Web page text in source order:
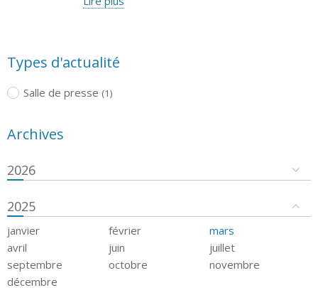
Types d'actualité
Salle de presse (1)
Archives
2026
2025
janvier février
mars
avril
juin
juillet
septembre
octobre
novembre
décembre